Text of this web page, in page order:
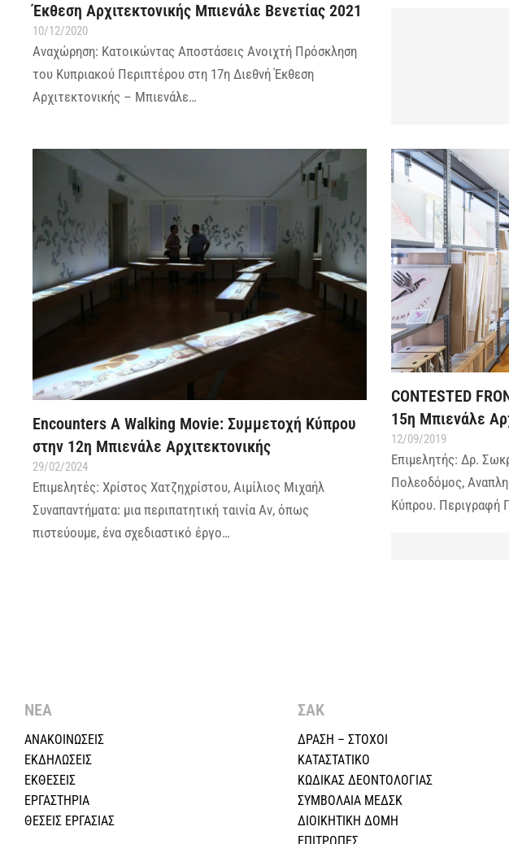
Έκθεση Αρχιτεκτονικής Μπιενάλε Βενετίας 2021
10/12/2020
Αναχώρηση: Κατοικώντας Αποστάσεις Ανοιχτή Πρόσκληση
του Κυπριακού Περιπτέρου στη 17η Διεθνή Έκθεση
Αρχιτεκτονικής – Μπιενάλε…
Encounters A Walking Movie: Συμμετοχή Κύπρου
στην 12η Μπιενάλε Αρχιτεκτονικής
29/02/2024
Επιμελητές: Χρίστος Χατζηχρίστου, Αιμίλιος Μιχαήλ
Συναπαντήματα: μια περιπατητική ταινία Αν, όπως
πιστεύουμε, ένα σχεδιαστικό έργο…
CONTESTED
15η Μπιενάλε
12/09/2019
Επιμελητής: Δρ.
Πολεοδόμος,
Κύπρου. Περιγραφή
ΝΕΑ
ΑΝΑΚΟΙΝΩΣΕΙΣ
ΕΚΔΗΛΩΣΕΙΣ
ΕΚΘΕΣΕΙΣ
ΕΡΓΑΣΤΗΡΙΑ
ΘΕΣΕΙΣ ΕΡΓΑΣΙΑΣ
ΣΑΚ
ΔΡΑΣΗ – ΣΤΟΧΟΙ
ΚΑΤΑΣΤΑΤΙΚΟ
ΚΩΔΙΚΑΣ ΔΕΟΝΤΟΛΟΓΙΑΣ
ΣΥΜΒΟΛΑΙΑ ΜΕΔΣΚ
ΔΙΟΙΚΗΤΙΚΗ ΔΟΜΗ